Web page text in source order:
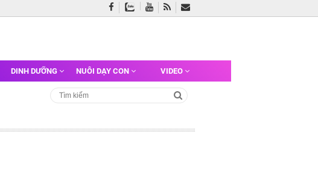
DINH DƯỠNG NUÔI DẠY CON VIDEO